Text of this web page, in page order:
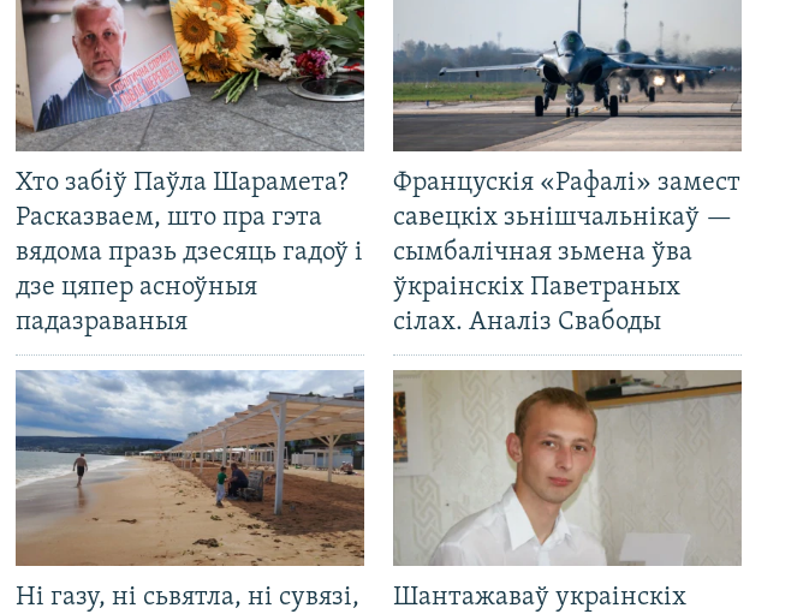
Хто забіў Паўла Шарамета?
Расказваем, што пра гэта
вядома празь дзесяць гадоў і
дзе цяпер асноўныя
падазраваныя
Францускія «Рафалі» замест
савецкіх зьнішчальнікаў —
сымбалічная зьмена ўва
ўкраінскіх Паветраных
сілах. Аналіз Свабоды
Ні газу, ні сьвятла, ні сувязі,
Шантажаваў украінскіх